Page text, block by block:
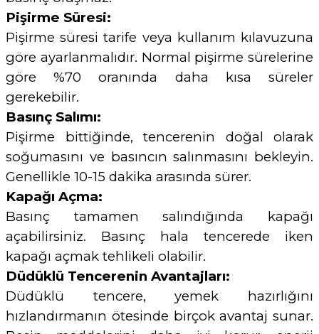
Pişirme Süresi:
Pişirme süresi tarife veya kullanım kılavuzuna
göre ayarlanmalıdır. Normal pişirme sürelerine
göre %70 oranında daha kısa süreler
gerekebilir.
Basınç Salımı:
Pişirme bittiğinde, tencerenin doğal olarak
soğumasını ve basıncın salınmasını bekleyin.
Genellikle 10-15 dakika arasında sürer.
Kapağı Açma:
Basınç tamamen salındığında kapağı
açabilirsiniz. Basınç hala tencerede iken
kapağı açmak tehlikeli olabilir.
Düdüklü Tencerenin Avantajları:
Düdüklü tencere, yemek hazırlığını
hızlandırmanın ötesinde birçok avantaj sunar.